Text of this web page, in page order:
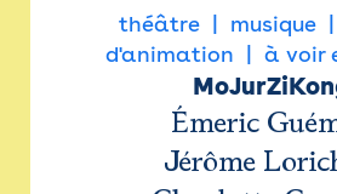
théâtre musique
d'animation
à voir
Émeric
Jérôme